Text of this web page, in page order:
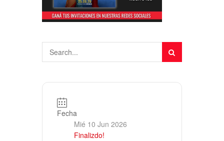
Fecha
Mié 10 Jun 2026
Finalizdo!